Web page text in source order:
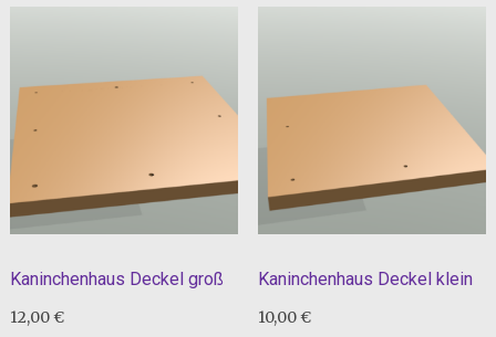
Kaninchenhaus Deckel groß
12,00€
Kaninchenhaus Deckel klein
10,00€